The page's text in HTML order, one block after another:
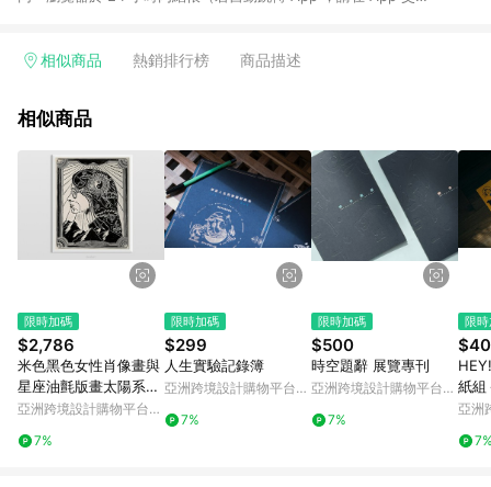
回饋訂單不得享有 Pinkoi 站方優惠，例如首購優惠，P coins，
行為，不具贈點資格，部分退款不在此限。 6. APP 請更新至
貨後 45 天後發送。 8. 群眾募資商品，禮物卡，開館保證金，補
運費，攤位費等不具贈點資格。 9. LINE 購物站上之商品規格、
顏色、價位、贈品如與 Pinkoi 商品資訊頁及購物車不符，以
Pinkoi 購物商品資訊頁及購物車標示為準。 10. 點數紅包使用規
則請以點數紅包活動說明為準。 11. 若於 LINE 購物前往 Pinkoi
頁面後才首次下載 Pinkoi APP 並完成訂單，不符合導購資格；承
上，首次下載 Pinkoi APP 後，需透過 LINE 購物前往 Pinkoi 頁
相似商品 熱銷排行榜 商品描述
相似商品
限時加碼
$2,786
米色黑色女性肖像畫與
星座油氈版畫太陽系藝
術
亞洲跨境設計購物平台
7%
限時加碼
$299
人生實驗記錄簿
亞洲跨境設計購物平台
7%
限時加碼
$500
時空題辭 展覽專刊
亞洲跨境設計購物平台
7%
限
紙組
亞洲